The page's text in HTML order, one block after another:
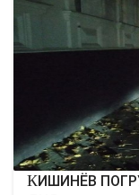
КИШИНЁВ ПОГРУЗИЛСЯ ВО ТЬМУ - «НОВОСТИ